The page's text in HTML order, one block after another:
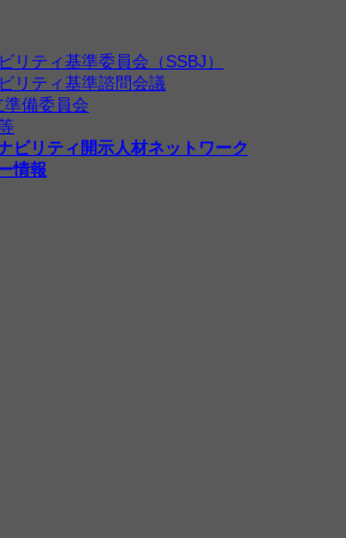
リティ基準委員会（SSBJ）
リティ基準諮問会議
準備委員会
ビリティ開示人材ネットワーク
情報